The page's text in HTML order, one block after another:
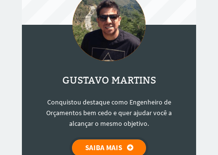
GUSTAVO MARTINS
Conquistou destaque como Engenheiro de
Orçamentos bem cedo e quer ajudar você a
alcançar o mesmo objetivo.
SAIBA MAIS